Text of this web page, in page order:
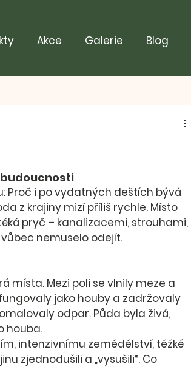
Akce Galerie Blog
Proč i po vydatných deštích bývá
z krajiny mizí příliš rychle. Místo
pryč – kanalizacemi, strouhami,
nemuselo odejít.
místa. Mezi poli se vlnily meze a
jako houby a zadržovaly
odpar. Půda byla živá,
houba.
intenzivnímu zemědělství, těžké
zjednodušili a „vysušili“. Co